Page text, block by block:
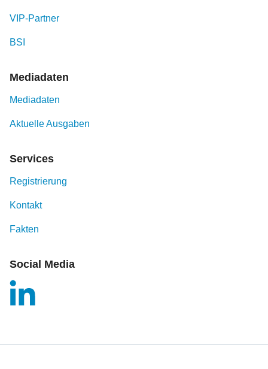
VIP-Partner
BSI
Mediadaten
Mediadaten
Aktuelle Ausgaben
Services
Registrierung
Kontakt
Fakten
Social Media